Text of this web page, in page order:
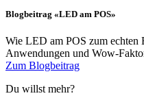
Blogbeitrag «LED am POS»
Wie LED am POS zum
Anwendungen und Wow-
Zum Blogbeitrag
Du willst mehr?